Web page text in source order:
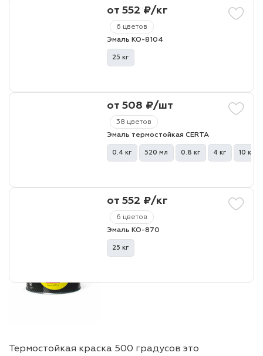
6 цветов
от 552 ₽/кг
Эмаль КО-8104
25 кг
38 цветов
от 508 ₽/шт
Эмаль термостойкая CERTA
0.4 кг 520 мл 0.8 кг 4 кг 10 кг
6 цветов
от 552 ₽/кг
Эмаль КО-870
25 кг
Термостойкая краска 500 градусов это